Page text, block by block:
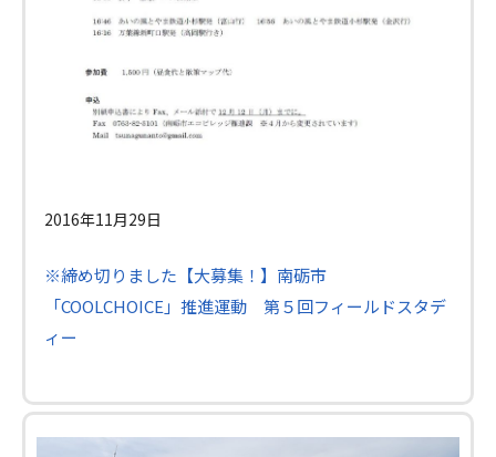
2016年11月29日
※締め切りました【大募集！】南砺市
「COOLCHOICE」推進運動 第５回フィールドスタデ
ィー